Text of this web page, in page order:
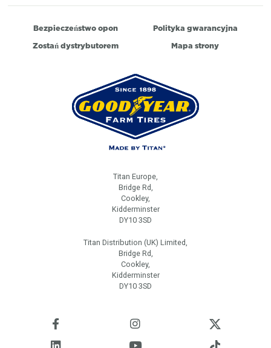
Bezpieczeństwo opon
Polityka gwarancyjna
Zostań dystrybutorem
Mapa strony
Titan Europe,
Bridge Rd,
Cookley,
Kidderminster
DY10 3SD
Titan Distribution (UK) Limited,
Bridge Rd,
Cookley,
Kidderminster
DY10 3SD